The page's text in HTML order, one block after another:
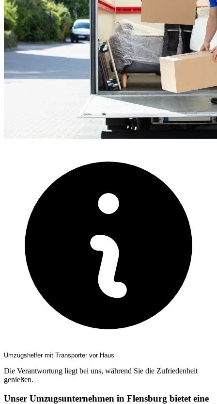
Umzugshelfer mit Transporter vor Haus
Die Verantwortung liegt bei uns, während Sie die Zufriedenheit
genießen.
Unser Umzugsunternehmen in Flensburg bietet eine